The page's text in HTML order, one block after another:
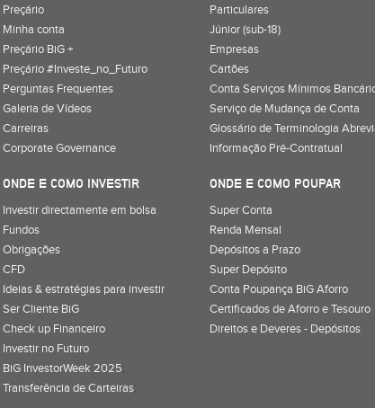
Preçário
Minha conta
Preçário BiG +
Preçário #Investe_no_Futuro
Perguntas Frequentes
Galeria de Vídeos
Carreiras
Corporate Governance
Particulares
Júnior (sub-18)
Empresas
Cartões
Conta Serviços Mínimos
Serviço de Mudança de Conta
Glossário de Terminologia
Informação Pré-Contratual
ONDE E COMO INVESTIR
Investir directamente em bolsa
Fundos
Obrigações
CFD
Ideias & estratégias para investir
Ser Cliente BiG
Check up Financeiro
Investir no Futuro
BiG InvestorWeek 2025;
Transferência de Carteiras;
ONDE E COMO POUPAR
Super Conta
Renda Mensal
Depósitos a Prazo
Super Depósito
Conta Poupança BiG Aforro
Certificados de Aforro e Tesouro
Direitos e Deveres - Depósitos